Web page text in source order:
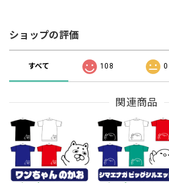
ショップの評価
すべて 108 0
関連商品